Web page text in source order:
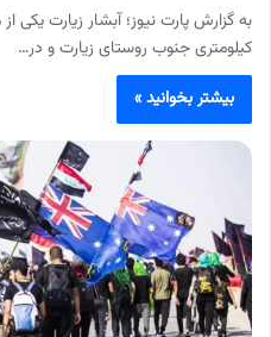
به گزارش پارت نیوز؛ آبشار زیارت
کیلومتری جنوب روستای زیارت و در…
بیشتر بخوانید »